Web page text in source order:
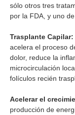
sólo otros tres
por la FDA, y uno
Trasplante Capilar:
acelera el proceso
dolor, reduce la
microcirculación
folículos recién
Acelerar el
producción de